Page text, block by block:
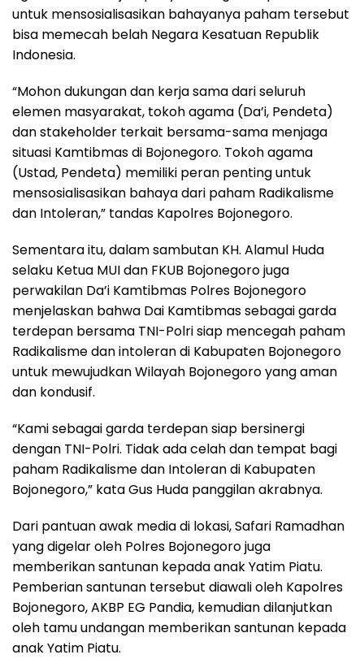
untuk mensosialisasikan bahayanya paham tersebut
bisa memecah belah Negara Kesatuan Republik
Indonesia.
“Mohon dukungan dan kerja sama dari seluruh
elemen masyarakat, tokoh agama (Da’i, Pendeta)
dan stakeholder terkait bersama-sama menjaga
situasi Kamtibmas di Bojonegoro. Tokoh agama
(Ustad, Pendeta) memiliki peran penting untuk
mensosialisasikan bahaya dari paham Radikalisme
dan Intoleran,” tandas Kapolres Bojonegoro.
Sementara itu, dalam sambutan KH. Alamul Huda
selaku Ketua MUI dan FKUB Bojonegoro juga
perwakilan Da’i Kamtibmas Polres Bojonegoro
menjelaskan bahwa Dai Kamtibmas sebagai garda
terdepan bersama TNI-Polri siap mencegah paham
Radikalisme dan intoleran di Kabupaten Bojonegoro
untuk mewujudkan Wilayah Bojonegoro yang aman
dan kondusif.
“Kami sebagai garda terdepan siap bersinergi
dengan TNI-Polri. Tidak ada celah dan tempat bagi
paham Radikalisme dan Intoleran di Kabupaten
Bojonegoro,” kata Gus Huda panggilan akrabnya.
Dari pantuan awak media di lokasi, Safari Ramadhan
yang digelar oleh Polres Bojonegoro juga
memberikan santunan kepada anak Yatim Piatu.
Pemberian santunan tersebut diawali oleh Kapolres
Bojonegoro, AKBP EG Pandia, kemudian dilanjutkan
oleh tamu undangan memberikan santunan kepada
anak Yatim Piatu.